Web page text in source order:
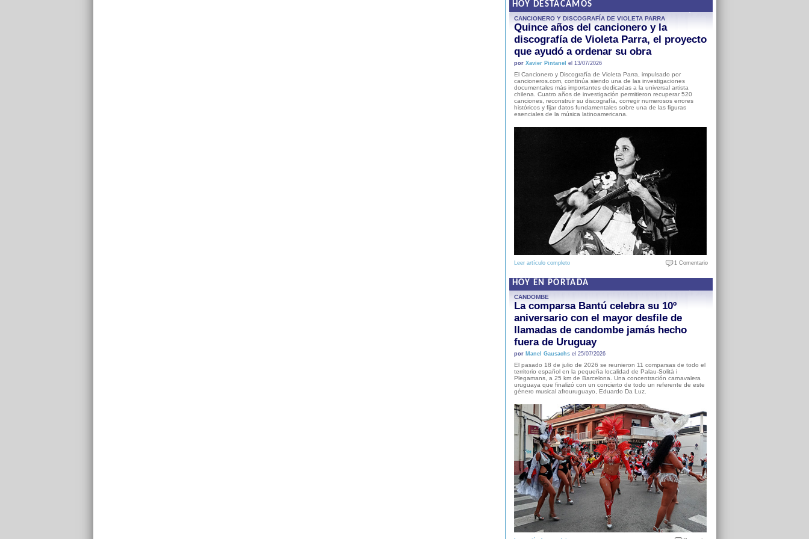
HOY DESTACAMOS
CANCIONERO Y DISCOGRAFÍA DE VIOLETA PARRA
Quince años del cancionero y la
discografía de Violeta Parra, el proyecto
que ayudó a ordenar su obra
por Xavier Pintanel el 13/07/2026
El Cancionero y Discografía de Violeta Parra, impulsado por
cancioneros.com, continúa siendo una de las investigaciones
documentales más importantes dedicadas a la universal artista
chilena. Cuatro años de investigación permitieron recuperar 520
canciones, reconstruir su discografía, corregir numerosos errores
históricos y fijar datos fundamentales sobre una de las figuras
esenciales de la música latinoamericana.
Leer artículo completo 1 Comentario
HOY EN PORTADA
CANDOMBE
La comparsa Bantú celebra su 10º
aniversario con el mayor desfile de
llamadas de candombe jamás hecho
fuera de Uruguay
por Manel Gausachsel 25/07/2026
El pasado 18 de julio de 2026 se reunieron 11 comparsas de todo el
territorio español en la pequeña localidad de Palau-Solità i
Plegamans, a 25 km de Barcelona. Una concentración carnavalera
uruguaya que finalizó con un concierto de todo un referente de este
género musical afrouruguayo, Eduardo Da Luz.